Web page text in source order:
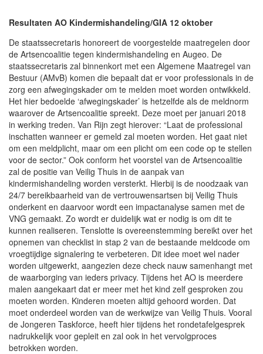
Resultaten AO Kindermishandeling/GIA 12 oktober
De staatssecretaris honoreert de voorgestelde maatregelen door
de Artsencoalitie tegen kindermishandeling en Augeo. De
staatssecretaris zal binnenkort met een Algemene Maatregel van
Bestuur (AMvB) komen die bepaalt dat er voor professionals in de
zorg een afwegingskader om te melden moet worden ontwikkeld.
Het hier bedoelde ‘afwegingskader’ is hetzelfde als de meldnorm
waarover de Artsencoalitie spreekt. Deze moet per januari 2018
in werking treden. Van Rijn zegt hierover: “Laat de professional
inschatten wanneer er gemeld zal moeten worden. Het gaat niet
om een meldplicht, maar om een plicht om een code op te stellen
voor de sector.” Ook conform het voorstel van de Artsencoalitie
zal de positie van Veilig Thuis in de aanpak van
kindermishandeling worden versterkt. Hierbij is de noodzaak van
24/7 bereikbaarheid van de vertrouwensartsen bij Veilig Thuis
onderkent en daarvoor wordt een impactanalyse samen met de
VNG gemaakt. Zo wordt er duidelijk wat er nodig is om dit te
kunnen realiseren. Tenslotte is overeenstemming bereikt over het
opnemen van checklist in stap 2 van de bestaande meldcode om
vroegtijdige signalering te verbeteren. Dit idee moet wel nader
worden uitgewerkt, aangezien deze check nauw samenhangt met
de waarborging van ieders privacy. Tijdens het AO is meerdere
malen aangekaart dat er meer met het kind zelf gesproken zou
moeten worden. Kinderen moeten altijd gehoord worden. Dat
moet onderdeel worden van de werkwijze van Veilig Thuis. Vooral
de Jongeren Taskforce, heeft hier tijdens het rondetafelgesprek
nadrukkelijk voor gepleit en zal ook in het vervolgproces
betrokken worden.